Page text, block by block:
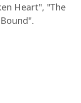
Heart", "The